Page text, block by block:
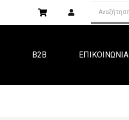
B2B ΕΠΙΚΟΙΝΩΝΙΑ